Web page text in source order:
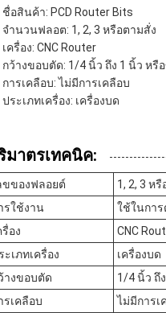
ชื่อสินค้า: PCD Router Bits
จํานวนฟลอต: 1, 2, 3 หรือตามสั่ง
เครื่อง: CNC Router
กว้างขอบตัด: 1/4 นิ้ว ถึง 1 นิ้ว หรื
การเคลือบ: ไม่มีการเคลือบ
ประเภทเครื่อง: เครื่องบด
มาตรเทคนิค:
ขของฟลอยต์
1, 2, 3 ห
รใช้งาน
ใช้ในกา
รื่อง
CNC
ะเภทเครื่อง
เครื่องบด
างขอบตัด
1/4 นิ้ว ถึ
รเคลือบ
ไม่มีการเ